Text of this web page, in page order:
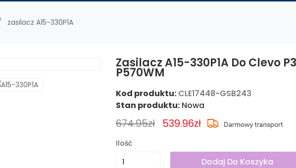
zasilacz A15-330P1A
Zasilacz A15-330P1A Do Clevo
P570WM
Kod produktu: CLE17448-GSB243
Stan produktu: Nowa
674.95zł 539.96zł
Ilość
Dodaj Do Koszyka